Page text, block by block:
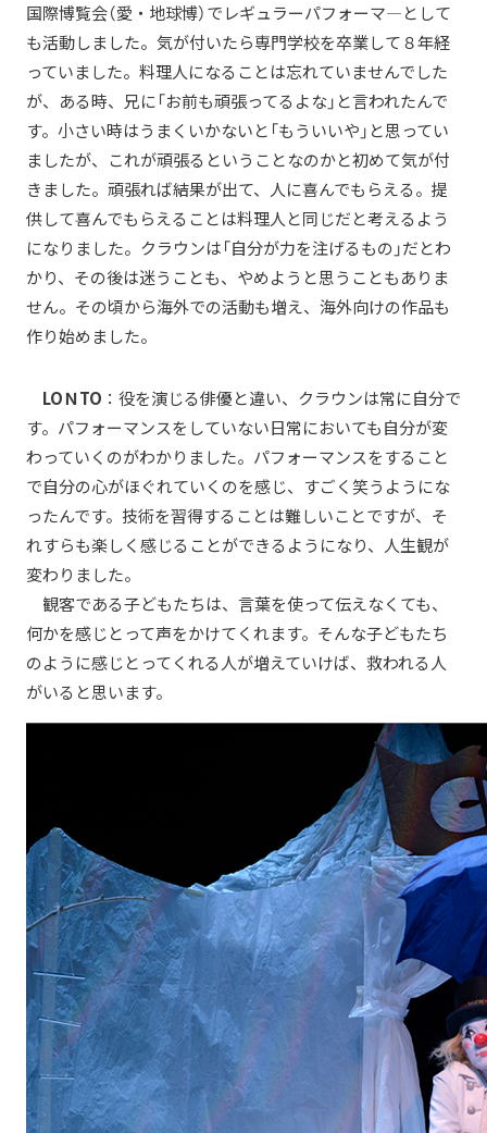
国際博覧会（愛・地球博）でレギュラーパフォーマ―として
も活動しました。気が付いたら専門学校を卒業して８年経
っていました。料理人になることは忘れていませんでした
が、ある時、兄に「お前も頑張ってるよな」と言われたんで
す。小さい時はうまくいかないと「もういいや」と思ってい
ましたが、これが頑張るということなのかと初めて気が付
きました。頑張れば結果が出て、人に喜んでもらえる。提
供して喜んでもらえることは料理人と同じだと考えるよう
になりました。クラウンは「自分が力を注げるもの」だとわ
かり、その後は迷うことも、やめようと思うこともありま
せん。その頃から海外での活動も増え、海外向けの作品も
作り始めました。
LOＮTO ：役を演じる俳優と違い、クラウンは常に自分で
す。パフォーマンスをしていない日常においても自分が変
わっていくのがわかりました。パフォーマンスをすること
で自分の心がほぐれていくのを感じ、すごく笑うようにな
ったんです。技術を習得することは難しいことですが、そ
れすらも楽しく感じることができるようになり、人生観が
変わりました。
観客である子どもたちは、言葉を使って伝えなくても、
何かを感じとって声をかけてくれます。そんな子どもたち
のように感じとってくれる人が増えていけば、救われる人
がいると思います。